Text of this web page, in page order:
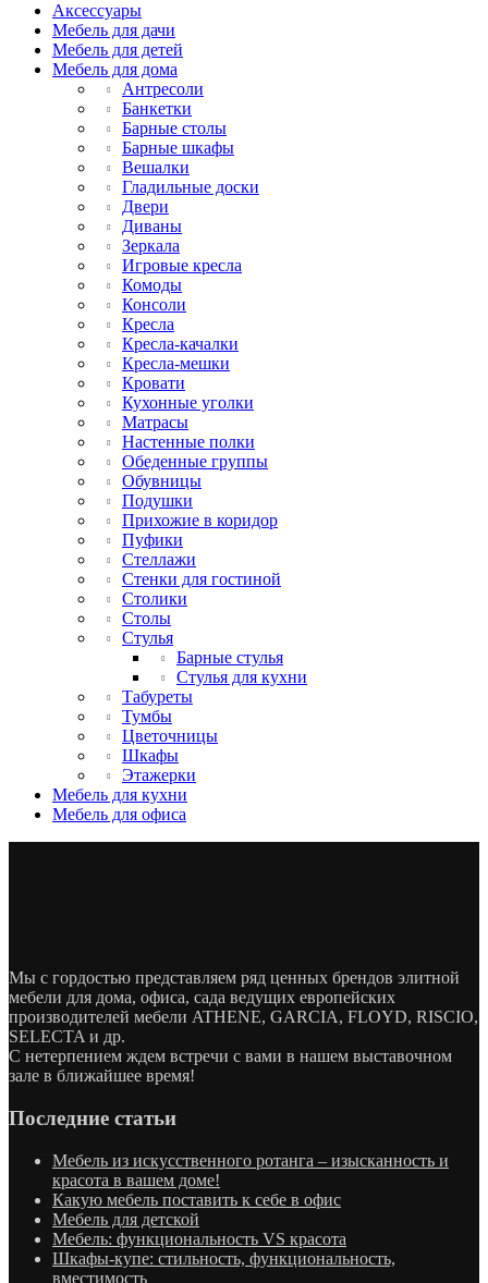
Аксессуары
Мебель для дачи
Мебель для детей
Мебель для дома
Антресоли
Банкетки
Барные столы
Барные шкафы
Вешалки
Гладильные доски
Двери
Диваны
Зеркала
Игровые кресла
Комоды
Консоли
Кресла
Кресла-качалки
Кресла-мешки
Кровати
Кухонные уголки
Матрасы
Настенные полки
Обеденные группы
Обувницы
Подушки
Прихожие в коридор
Пуфики
Стеллажи
Стенки для гостиной
Столики
Столы
Стулья
Барные стулья
Стулья для кухни
Табуреты
Тумбы
Цветочницы
Шкафы
Этажерки
Мебель для кухни
Мебель для офиса
Мы с гордостью представляем ряд ценных брендов элитной
мебели для дома, офиса, сада ведущих европейских
производителей мебели ATHENE, GARCIA, FLOYD, RISCIO,
SELECTA и др.
С нетерпением ждем встречи с вами в нашем выставочном
зале в ближайшее время!
Последние статьи
Мебель из искусственного ротанга – изысканность и
красота в вашем доме!
Какую мебель поставить к себе в офис
Мебель для детской
Мебель: функциональность VS красота
Шкафы-купе: стильность, функциональность,
вместимость